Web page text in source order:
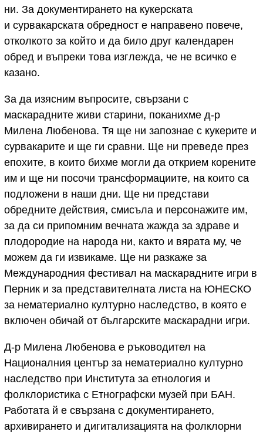
ни. За документирането на кукерската
и сурвакарската обредност е направено повече,
отколкото за който и да било друг календарен
обред и въпреки това изглежда, че не всичко е
казано.
За да изясним въпросите, свързани с
маскарадните живи старини, поканихме д-р
Милена Любенова. Тя ще ни запознае с кукерите и
сурвакарите и ще ги сравни. Ще ни преведе през
епохите, в които бихме могли да открием корените
им и ще ни посочи трансформациите, на които са
подложени в наши дни. Ще ни представи
обредните действия, смисъла и персонажите им,
за да си припомним вечната жажда за здраве и
плодородие на народа ни, както и вярата му, че
можем да ги извикаме. Ще ни разкаже за
Международния фестивал на маскарадните игри в
Перник и за представителната листа на ЮНЕСКО
за нематериално културно наследство, в която е
включен обичай от българските маскарадни игри.
Д-р Милена Любенова е ръководител на
Националния център за нематериално културно
наследство при Института за етнология и
фолклористика с Етнографски музей при БАН.
Работата й е свързана с документирането,
архивирането и дигитализацията на фолклорни